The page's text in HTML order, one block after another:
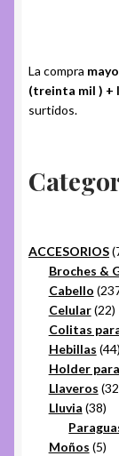
La compra
(treinta mil ) +
surtidos.
ACCESORIOS
Broches &
Cabello
Celular 2222
Colitas
Hebillas 44
Holder
Llaveros 32
Lluvia 3838
Moños 55